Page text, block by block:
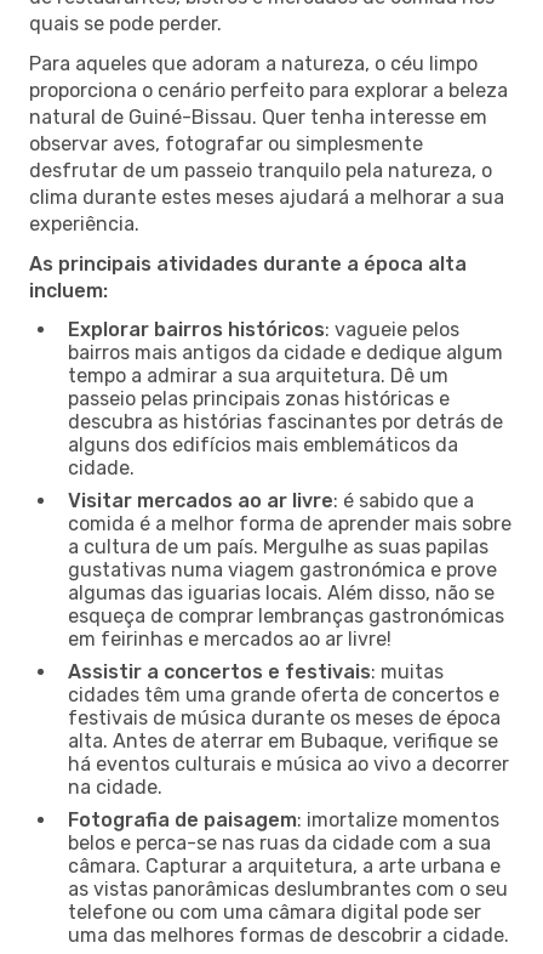
quais se pode perder.
Para aqueles que adoram a natureza, o céu limpo
proporciona o cenário perfeito para explorar a beleza
natural de Guiné-Bissau. Quer tenha interesse em
observar aves, fotografar ou simplesmente
desfrutar de um passeio tranquilo pela natureza, o
clima durante estes meses ajudará a melhorar a sua
experiência.
As principais atividades durante a época alta
incluem:
Explorar bairros históricos: vagueie pelos
bairros mais antigos da cidade e dedique algum
tempo a admirar a sua arquitetura. Dê um
passeio pelas principais zonas históricas e
descubra as histórias fascinantes por detrás de
alguns dos edifícios mais emblemáticos da
cidade.
Visitar mercados ao ar livre: é sabido que a
comida é a melhor forma de aprender mais sobre
a cultura de um país. Mergulhe as suas papilas
gustativas numa viagem gastronómica e prove
algumas das iguarias locais. Além disso, não se
esqueça de comprar lembranças gastronómicas
em feirinhas e mercados ao ar livre!
Assistir a concertos e festivais: muitas
cidades têm uma grande oferta de concertos e
festivais de música durante os meses de época
alta. Antes de aterrar em Bubaque, verifique se
há eventos culturais e música ao vivo a decorrer
na cidade.
Fotografia de paisagem: imortalize momentos
belos e perca-se nas ruas da cidade com a sua
câmara. Capturar a arquitetura, a arte urbana e
as vistas panorâmicas deslumbrantes com o seu
telefone ou com uma câmara digital pode ser
uma das melhores formas de descobrir a cidade.